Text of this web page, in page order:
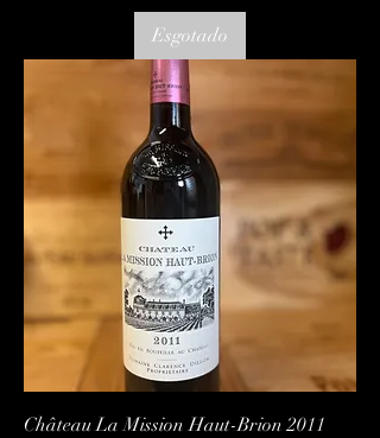
Esgotado
Château La Mission Haut-Brion 2011